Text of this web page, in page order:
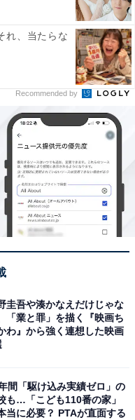
れ、当たらな
Recommended by
圭吾や湊かなえだけじゃな
「業と罪」を描く『映画ち
わ』から強く連想した映画
間「駆け込み実績ゼロ」の
も…「こども110番の家」
当に必要？ PTAが直面する